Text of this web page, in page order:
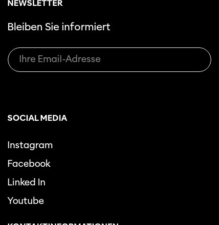
NEWSLETTER
Bleiben Sie informiert
SOCIAL MEDIA
Instagram
Facebook
Linked In
Youtube